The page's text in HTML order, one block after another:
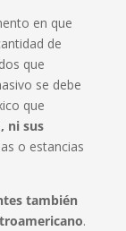
en que
de
que
se debe
que
ni sus
o estancias
también
.